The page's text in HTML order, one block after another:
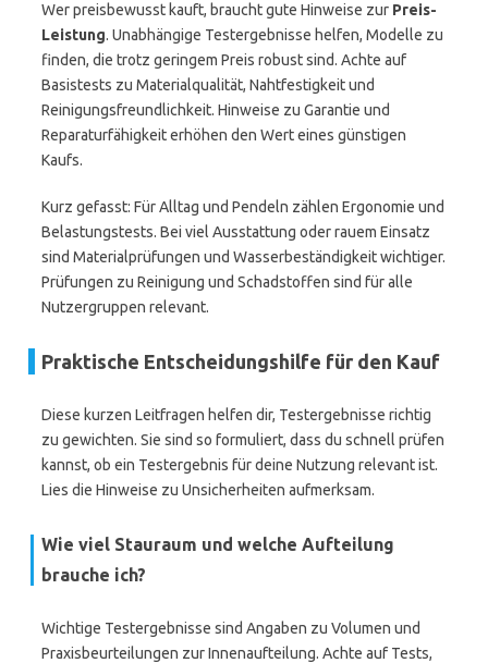
Wer preisbewusst kauft, braucht gute Hinweise zur Preis-
Leistung. Unabhängige Testergebnisse helfen, Modelle zu
finden, die trotz geringem Preis robust sind. Achte auf
Basistests zu Materialqualität, Nahtfestigkeit und
Reinigungsfreundlichkeit. Hinweise zu Garantie und
Reparaturfähigkeit erhöhen den Wert eines günstigen
Kaufs.
Kurz gefasst: Für Alltag und Pendeln zählen Ergonomie und
Belastungstests. Bei viel Ausstattung oder rauem Einsatz
sind Materialprüfungen und Wasserbeständigkeit wichtiger.
Prüfungen zu Reinigung und Schadstoffen sind für alle
Nutzergruppen relevant.
Praktische Entscheidungshilfe für den Kauf
Diese kurzen Leitfragen helfen dir, Testergebnisse richtig
zu gewichten. Sie sind so formuliert, dass du schnell prüfen
kannst, ob ein Testergebnis für deine Nutzung relevant ist.
Lies die Hinweise zu Unsicherheiten aufmerksam.
Wie viel Stauraum und welche Aufteilung
brauche ich?
Wichtige Testergebnisse sind Angaben zu Volumen und
Praxisbeurteilungen zur Innenaufteilung. Achte auf Tests,